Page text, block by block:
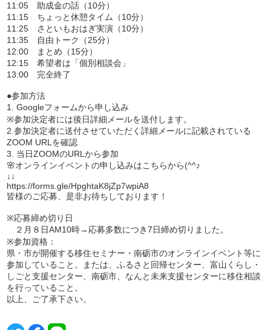
11:05 助成金の話（10分）
11:15 ちょっと休憩タイム（10分）
11:25 さといもおはぎ実演（10分）
11:35 自由トーク（25分）
12:00 まとめ（15分）
12:15 希望者は「個別相談会」
13:00 完全終了
●参加方法
1. Googleフォームから申し込み
※参加決定者には後日詳細メールを送付します。
2.参加決定者に送付させていただく詳細メールに記載されている
ZOOM URLを確認
3. 当日ZOOMのURLから参加
🌸オンラインイベントの申し込みはこちらから(^^♪
↓↓
https://forms.gle/HpghtaK8jZp7wpiA8
皆様のご応募、是非お待ちしております！
※応募締め切り日
２月８日AM10時→応募多数につき7日締め切りました。
※参加資格：
県・市が開催する移住セミナー・南砺市のオンラインイベント等に
参加していること。または、ふるさと回帰センター、富山くらし・
しごと支援センター、南砺市、なんと未来支援センターに移住相談
を行っていること。
以上、ご了承下さい。